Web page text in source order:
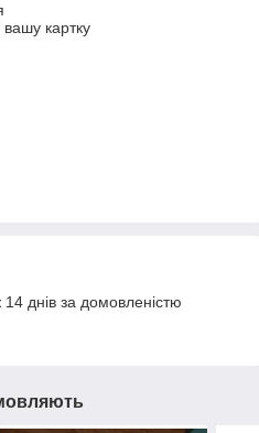
картку
днів за домовленістю